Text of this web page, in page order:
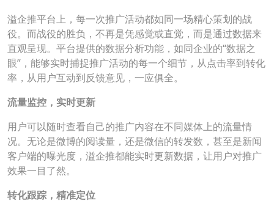
溢企推平台上，每一次推广活动都如同一场精心策划的战
役。而战役的胜负，不再是凭感觉或直觉，而是通过数据来
直观呈现。平台提供的数据分析功能，如同企业的“数据之
眼”，能够实时捕捉推广活动的每一个细节，从点击率到转化
率，从用户互动到反馈意见，一应俱全。
流量监控，实时更新
用户可以随时查看自己的推广内容在不同媒体上的流量情
况。无论是微博的阅读量，还是微信的转发数，甚至是新闻
客户端的曝光度，溢企推都能实时更新数据，让用户对推广
效果一目了然。
转化跟踪，精准定位